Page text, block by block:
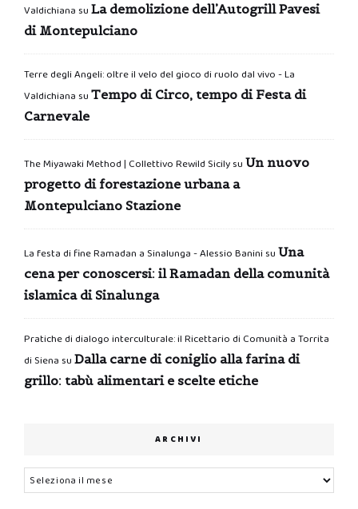
Valdichiana su La demolizione dell’Autogrill Pavesi
di Montepulciano
Terre degli Angeli: oltre il velo del gioco di ruolo dal vivo - La
Valdichiana su Tempo di Circo, tempo di Festa di
Carnevale
The Miyawaki Method | Collettivo Rewild Sicilysu Un nuovo
progetto di forestazione urbana a
Montepulciano Stazione
La festa di fine Ramadan a Sinalunga - Alessio Banini su Una
cena per conoscersi: il Ramadan della comunità
islamica di Sinalunga
Pratiche di dialogo interculturale: il Ricettario di Comunità a Torrita
di Siena su Dalla carne di coniglio alla farina di
grillo: tabù alimentari e scelte etiche
ARCHIVI
Archivi